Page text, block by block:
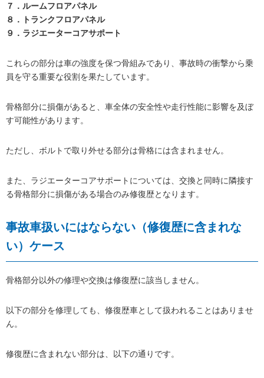
７．ルームフロアパネル
８．トランクフロアパネル
９．ラジエーターコアサポート
これらの部分は車の強度を保つ骨組みであり、事故時の衝撃から乗
員を守る重要な役割を果たしています。
骨格部分に損傷があると、車全体の安全性や走行性能に影響を及ぼ
す可能性があります。
ただし、ボルトで取り外せる部分は骨格には含まれません。
また、ラジエーターコアサポートについては、交換と同時に隣接す
る骨格部分に損傷がある場合のみ修復歴となります。
事故車扱いにはならない（修復歴に含まれな
い）ケース
骨格部分以外の修理や交換は修復歴に該当しません。
以下の部分を修理しても、修復歴車として扱われることはありませ
ん。
修復歴に含まれない部分は、以下の通りです。